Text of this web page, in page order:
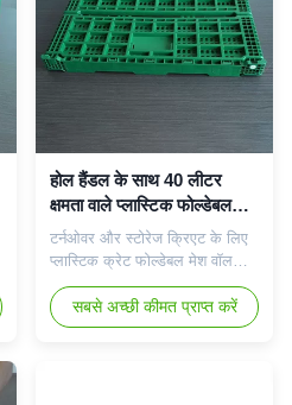
होल हैंडल के साथ 40 लीटर
क्षमता वाले प्लास्टिक फोल्डेबल
क्रेट्स
टर्नओवर और स्टोरेज क्रिएट के लिए
प्लास्टिक क्रेट फोल्डेबल मेश वॉल
पोर्टेबल बंधनेवाला घर खरीदारी भंडारण
फल प्लास्टिक टोकरा होल हैंडल के
साथ उत्पाद वर्णन: यदि आपके पास
सबसे अच्छी कीमत प्राप्त करें